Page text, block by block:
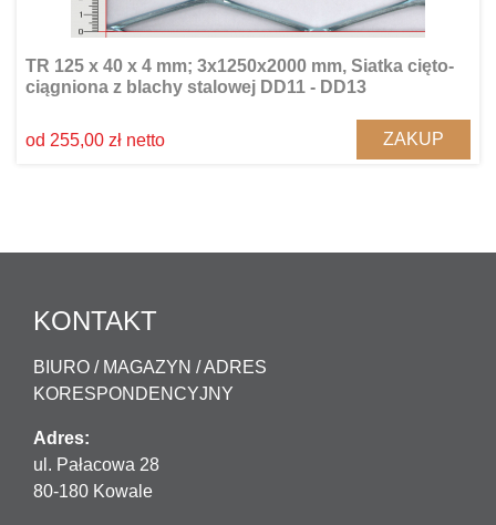
TR 125 x 40 x 4 mm; 3x1250x2000 mm, Siatka cięto-
ciągniona z blachy stalowej DD11 - DD13
od 255,00 zł netto ZAKUP
KONTAKT
BIURO / MAGAZYN / ADRES
KORESPONDENCYJNY
Adres:
ul. Pałacowa 28
80-180 Kowale